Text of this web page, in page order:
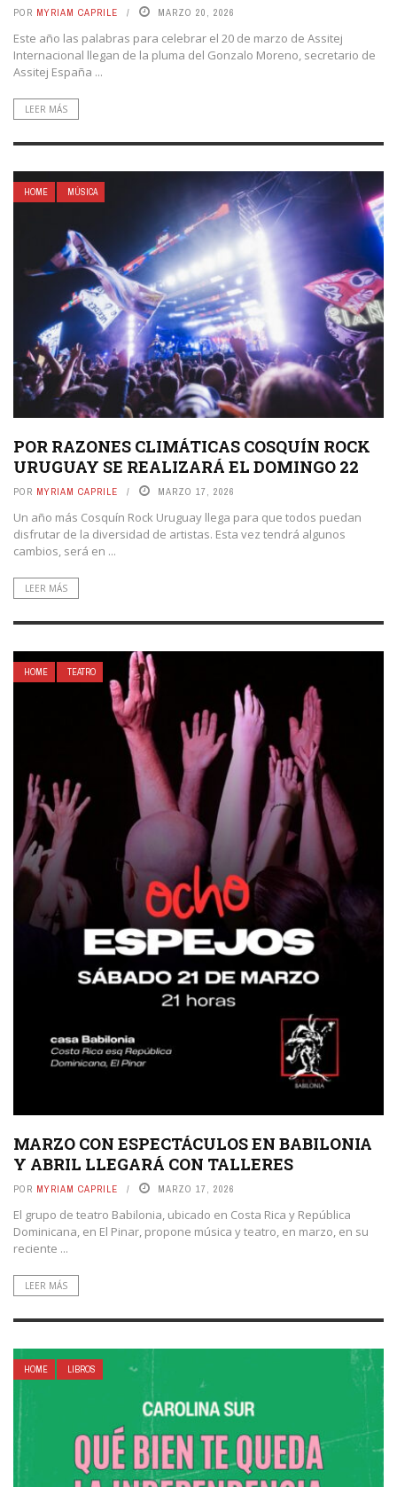
POR MYRIAM CAPRILE MARZO 20, 2026
Este año las palabras para celebrar el 20 de marzo de Assitej
Internacional llegan de la pluma del Gonzalo Moreno, secretario de
Assitej España ...
LEER MÁS
HOME MÚSICA
POR RAZONES CLIMÁTICAS COSQUÍN ROCK
URUGUAY SE REALIZARÁ EL DOMINGO 22
POR MYRIAM CAPRILE MARZO 17, 2026
Un año más Cosquín Rock Uruguay llega para que todos puedan
disfrutar de la diversidad de artistas. Esta vez tendrá algunos
cambios, será en ...
LEER MÁS
HOME TEATRO
MARZO CON ESPECTÁCULOS EN BABILONIA
Y ABRIL LLEGARÁ CON TALLERES
POR MYRIAM CAPRILE MARZO 17, 2026
El grupo de teatro Babilonia, ubicado en Costa Rica y República
Dominicana, en El Pinar, propone música y teatro, en marzo, en su
reciente ...
LEER MÁS
HOME LIBROS